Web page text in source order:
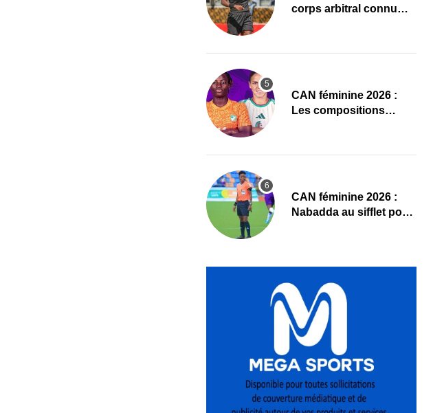
corps arbitral connu
‎CAN féminine 2026 :
Les compositions
‎CAN féminine 2026 :
Nabadda au sifflet pour